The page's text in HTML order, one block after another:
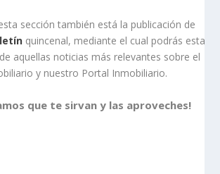
sección también está la publicación de
quincenal, mediante el cual podrás estar
aquellas noticias más relevantes sobre el
y nuestro Portal Inmobiliario.
que te sirvan y las aproveches!